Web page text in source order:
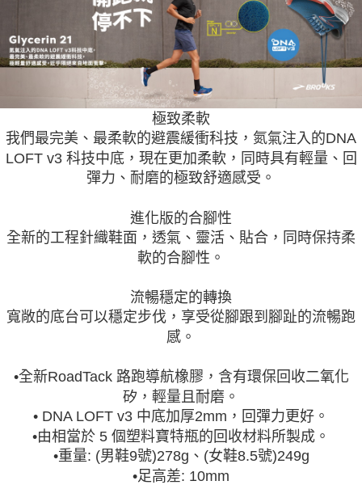
極致柔軟
我們最完美、最柔軟的避震緩衝科技，氮氣注入的DNA
LOFT v3 科技中底，現在更加柔軟，同時具有輕量、回
彈力、耐磨的極致舒適感受。
進化版的合腳性
全新的工程針織鞋面，透氣、靈活、貼合，同時保持柔
軟的合腳性。
流暢穩定的轉換
寬敞的底台可以穩定步伐，享受從腳跟到腳趾的流暢跑
感。
•全新RoadTack 路跑導航橡膠，含有環保回收二氧化
矽，輕量且耐磨。
• DNA LOFT v3 中底加厚2mm，回彈力更好。
•由相當於 5 個塑料寶特瓶的回收材料所製成。
•重量: (男鞋9號)278g、(女鞋8.5號)249g
•足高差: 10mm